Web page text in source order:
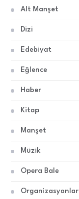
Alt Manşet
Dizi
Edebiyat
Eğlence
Haber
Kitap
Manşet
Müzik
Opera Bale
Organizasyonlar